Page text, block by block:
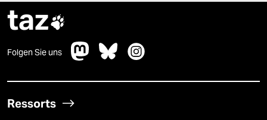
taz
Folgen Sie uns
Ressorts